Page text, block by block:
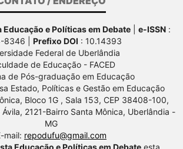
Educação e Políticas em Debate| e-ISSN:
8346 | Prefixo DOI : 10.14393
Federal de Uberlândia
de Educação - FACED
de Pós-graduação em Educação
Estado, Políticas e Gestão em Educação
Bloco 1G , Sala 153, CEP 38408-100,
2121-Bairro Santa Mônica, Uberlândia -
MG
mail: repodufu@gmail.com